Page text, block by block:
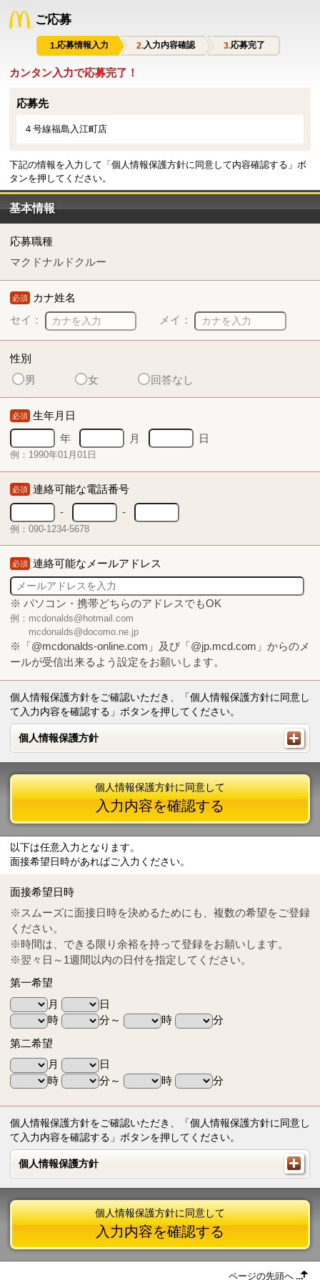
ご応募
応募情報入力 入力内容確認 応募完了
カンタン入力で応募完了！
応募先
４号線福島入江町店
下記の情報を入力して「個人情報保護方針に同意して内容確認する」ボ
タンを押してください。
基本情報
応募職種
マクドナルドクルー
必須 カナ姓名
セイ：
メイ：
性別
男
女 回答なし
必須 生年月日
年
月 日
例：1990年01月01日
必須 連絡可能な電話番号
-
-
例：090-1234-5678
必須 連絡可能なメールアドレス
※ パソコン・携帯どちらのアドレスでもOK
例：mcdonalds@hotmail.com
mcdonalds@docomo.ne.jp
※「@mcdonalds-online.com」及び「@jp.mcd.com」からのメ
ールが受信出来るよう設定をお願いします。
個人情報保護方針をご確認いただき、「個人情報保護方針に同意し
て入力内容を確認する」ボタンを押してください。
個人情報保護方針
個人情報保護方針
Tel
0570-55-0314
個人情報保護方針に同意して
入力内容を確認する
以下は任意入力となります。
面接希望日時があればご入力ください。
面接希望日時
※スムーズに面接日時を決めるためにも、複数の希望をご登録
ください。
※時間は、できる限り余裕を持って登録をお願いします。
※翌々日～1週間以内の日付を指定してください。
第一希望
月
日
時
分～ 時
分
第二希望
月
日
時
分～ 時 分
個人情報保護方針をご確認いただき、「個人情報保護方針に同意し
て入力内容を確認する」ボタンを押してください。
個人情報保護方針
個人情報保護方針
個人情報保護方針に同意して
入力内容を確認する
ページの先頭へ